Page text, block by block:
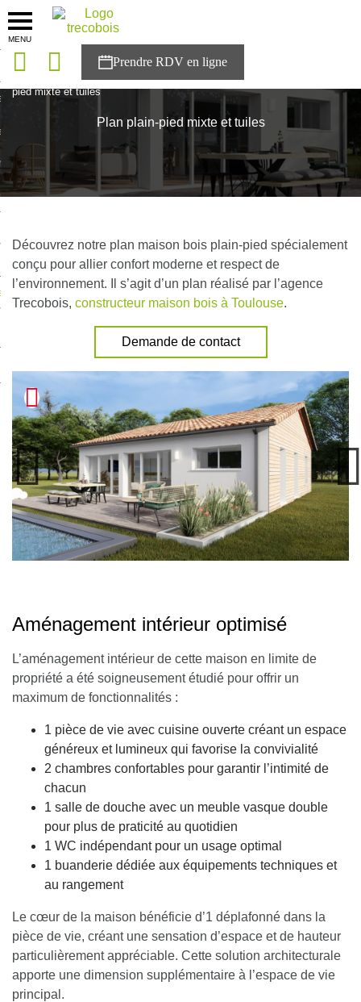
MENU
solutions
Trecobois
à NESTOR
pied mixte et tuiles
Plan plain-pied mixte et tuiles
Découvrez notre plan maison bois plain-pied spécialement
conçu pour allier confort moderne et respect de
l’environnement. Il s’agit d’un plan réalisé par l’agence
Trecobois, constructeur maison bois à Toulouse.
Demande de contact
Aménagement intérieur optimisé
L’aménagement intérieur de cette maison en limite de
propriété a été soigneusement étudié pour offrir un
maximum de fonctionnalités :
1 pièce de vie avec cuisine ouverte créant un espace
généreux et lumineux qui favorise la convivialité
2 chambres confortables pour garantir l’intimité de
chacun
1 salle de douche avec un meuble vasque double
pour plus de praticité au quotidien
1 WC indépendant pour un usage optimal
1 buanderie dédiée aux équipements techniques et
au rangement
Le cœur de la maison bénéficie d’1 déplafonné dans la
pièce de vie, créant une sensation d’espace et de hauteur
particulièrement appréciable. Cette solution architecturale
apporte une dimension supplémentaire à l’espace de vie
principal.